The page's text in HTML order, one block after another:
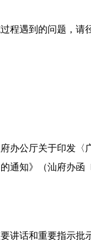
遇到的问题，请
公厅关于印发〈
通知》（汕府办函
话和重要指示批